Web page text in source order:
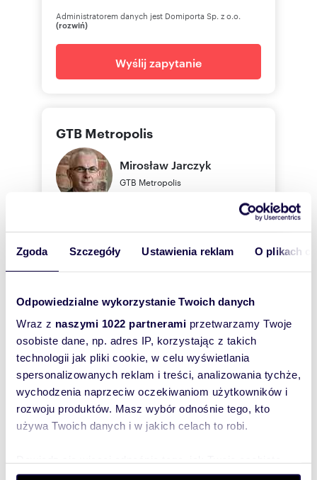
Zgoda Szczegóły Ustawienia reklam O plikach
Odpowiedzialne wykorzystanie Twoich danych
Wraz z naszymi 1022 partnerami przetwarzamy Twoje
osobiste dane, np. adres IP, korzystając z takich
technologii jak pliki cookie, w celu wyświetlania
spersonalizowanych reklam i treści, analizowania tychże,
wychodzenia naprzeciw oczekiwaniom użytkowników i
rozwoju produktów. Masz wybór odnośnie tego, kto
używa Twoich danych i w jakich celach to robi.
dane są przetwarzane oraz ustaw własne preferencje w
Administratorem danych jest Domiporta Sp. z o.o.
(rozwiń)
Wyślij zapytanie
GTB Metropolis
MirosławJarczyk
GTB Metropolis
722 04 Pokaż telefon
Zostaw telefon, oddzwonimy
bezpłatnie
Zatwierdź